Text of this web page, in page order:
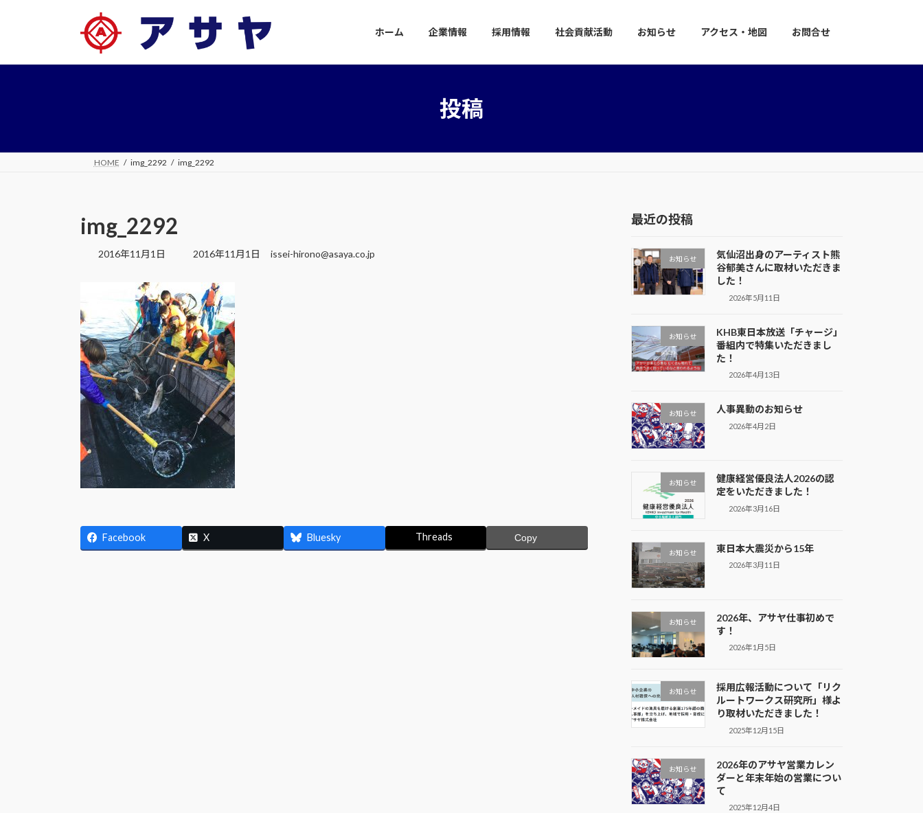
プ
動
ホーム 企業情報 採用情報 社会貢献活動 お知らせ アクセス・地図 お問合せ
投稿
HOME img_2292 img_2292
img_2292
2016年11月1日
最
新
日
時
:
2016年11月1日 issei-hirono@asaya.co.jp
Facebook X Bluesky Threads Copy
最近の投稿
お知らせ
気仙沼出身のアーティスト熊
谷郁美さんに取材いただきま
した！
2026年5月11日
お知らせ
KHB東日本放送「チャージ」
番組内で特集いただきまし
た！
2026年4月13日
お知らせ 人事異動のお知らせ
2026年4月2日
お知らせ
健康経営優良法人2026の認
定をいただきました！
2026年3月16日
お知らせ 東日本大震災から15年
2026年3月11日
お知らせ
2026年、アサヤ仕事初めで
す！
2026年1月5日
お知らせ
採用広報活動について「リク
ルートワークス研究所」様よ
り取材いただきました！
2025年12月15日
お知らせ
2026年のアサヤ営業カレン
ダーと年末年始の営業につい
て
2025年12月4日